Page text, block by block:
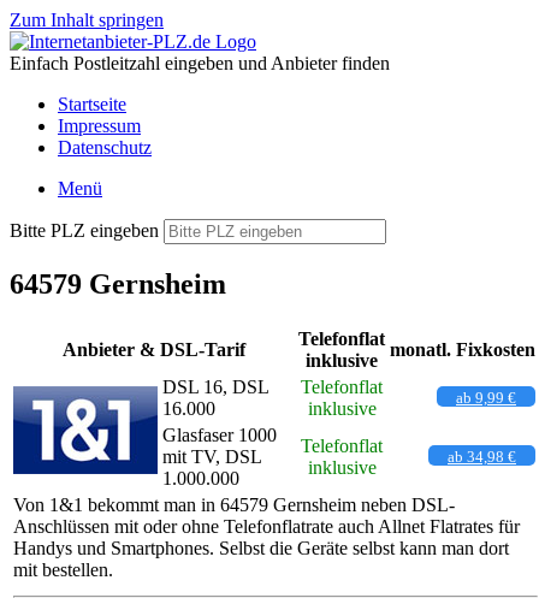
Zum Inhalt springen
Einfach Postleitzahl eingeben und Anbieter finden
Startseite
Impressum
Datenschutz
Menü
Bitte PLZ eingeben
64579 Gernsheim
Anbieter & DSL-Tarif
Telefonflat
inklusive
monatl. Fixkosten
DSL 16, DSL
16.000
Telefonflat
inklusive
ab 9,99 €
Glasfaser 1000
mit TV, DSL
1.000.000
Telefonflat
inklusive
ab 34,98 €
Von 1&1 bekommt man in 64579 Gernsheim neben DSL-
Anschlüssen mit oder ohne Telefonflatrate auch Allnet Flatrates für
Handys und Smartphones. Selbst die Geräte selbst kann man dort
mit bestellen.